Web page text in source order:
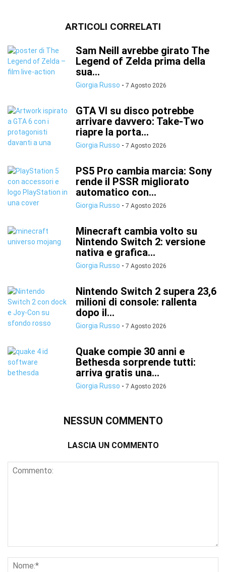
ARTICOLI CORRELATI
Sam Neill avrebbe girato The
Legend of Zelda prima della
sua...
Giorgia Russo - 7 Agosto 2026
GTA VI su disco potrebbe
arrivare davvero: Take-Two
riapre la porta...
Giorgia Russo - 7 Agosto 2026
PS5 Pro cambia marcia: Sony
rende il PSSR migliorato
automatico con...
Giorgia Russo - 7 Agosto 2026
Minecraft cambia volto su
Nintendo Switch 2: versione
nativa e grafica...
Giorgia Russo - 7 Agosto 2026
Nintendo Switch 2 supera 23,6
milioni di console: rallenta
dopo il...
Giorgia Russo - 7 Agosto 2026
Quake compie 30 anni e
Bethesda sorprende tutti:
arriva gratis una...
Giorgia Russo - 7 Agosto 2026
NESSUN COMMENTO
LASCIA UN COMMENTO